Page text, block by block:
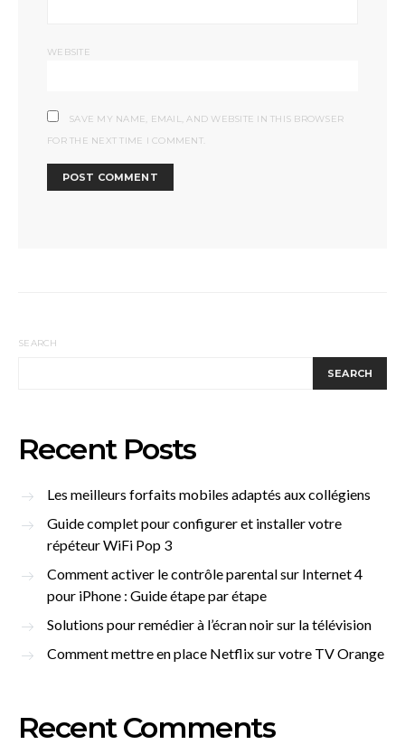
WEBSITE
SAVE MY NAME, EMAIL, AND WEBSITE IN THIS BROWSER
FOR THE NEXT TIME I COMMENT.
SEARCH
SEARCH
Recent Posts
Les meilleurs forfaits mobiles adaptés aux collégiens
Guide complet pour configurer et installer votre
répéteur WiFi Pop 3
Comment activer le contrôle parental sur Internet 4
pour iPhone : Guide étape par étape
Solutions pour remédier à l’écran noir sur la télévision
Comment mettre en place Netflix sur votre TV Orange
Recent Comments